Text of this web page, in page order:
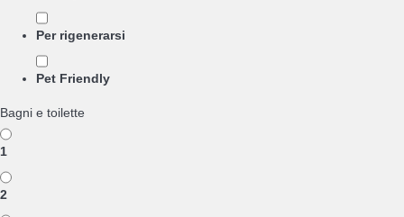
Per rigenerarsi
Pet Friendly
Bagni e toilette
1
2